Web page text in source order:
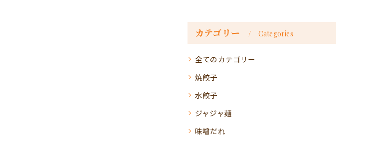
カテゴリー Categories
全てのカテゴリー
焼餃子
水餃子
ジャジャ麺
味噌だれ